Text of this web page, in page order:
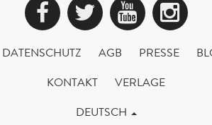
Facebook
Twitter
DATENSCHUTZ AGB PRESSE
KONTAKT
VERLAGE
DEUTSCH